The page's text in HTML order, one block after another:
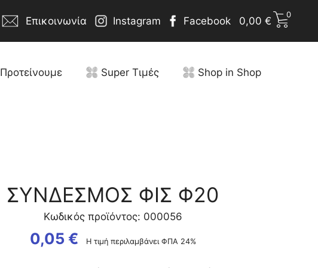
Επικοινωνία Instagram Facebook 0,00 €
0
Προτείνουμε Super Τιμές Shop in Shop
ΣΥΝΔΕΣΜΟΣ ΦΙΣ Φ20
Κωδικός προϊόντος: 000056
0,05 € Η τιμή περιλαμβάνει ΦΠΑ 24%